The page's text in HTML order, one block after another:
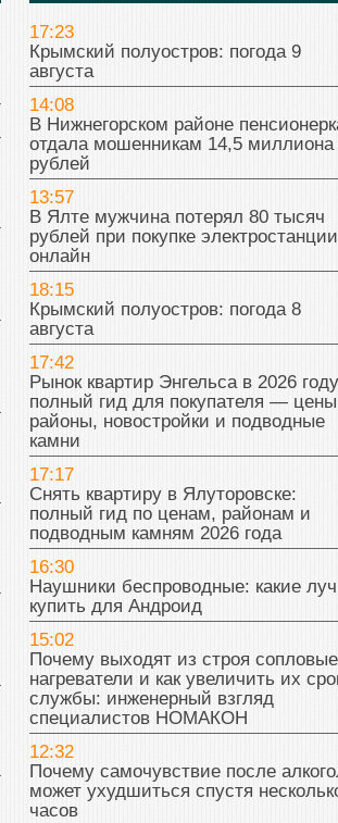
17:23
Крымский полуостров: погода 9
августа
14:08
В Нижнегорском районе
отдала мошенникам 14,5 миллиона
рублей
13:57
В Ялте мужчина потерял 80 тысяч
рублей при покупке электростанции
онлайн
18:15
Крымский полуостров: погода 8
августа
17:42
Рынок квартир Энгельса в 2026
полный гид для покупателя —
районы, новостройки и подводные
камни
17:17
Снять квартиру в Ялуторовске:
полный гид по ценам, районам и
подводным камням 2026 года
16:30
Наушники беспроводные: какие
купить для Андроид
15:02
Почему выходят из строя сопловые
нагреватели и как увеличить их
службы: инженерный взгляд
специалистов НОМАКОН
12:32
Почему самочувствие после
может ухудшиться спустя
часов